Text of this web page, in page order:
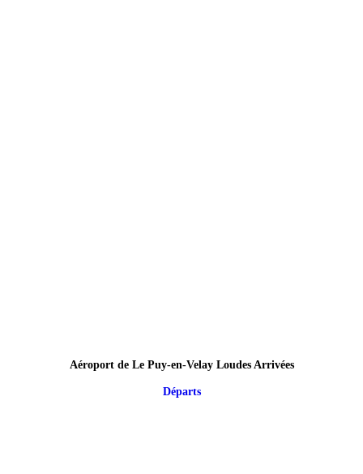
Aéroport de Le Puy-en-Velay Loudes Arrivées
Départs